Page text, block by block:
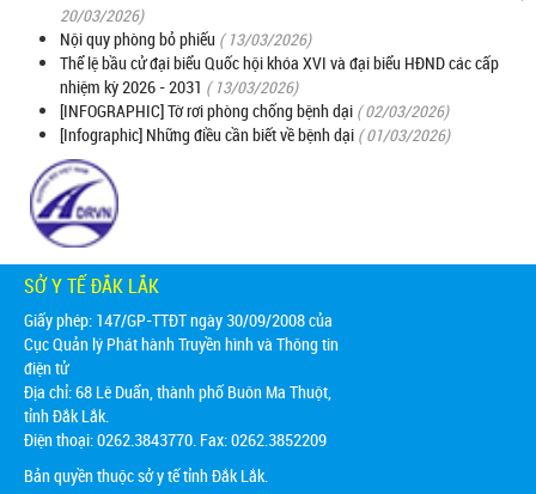
20/03/2026)
Nội quy phòng bỏ phiếu ( 13/03/2026)
Thể lệ bầu cử đại biểu Quốc hội khóa XVI và đại biểu HĐND các cấp
nhiệm kỳ 2026 - 2031 ( 13/03/2026)
[INFOGRAPHIC] Tờ rơi phòng chống bệnh dại ( 02/03/2026)
[Infographic] Những điều cần biết về bệnh dại ( 01/03/2026)
SỞ Y TẾ ĐẮK LẮK
Giấy phép: 147/GP-TTĐT ngày 30/09/2008 của
Cục Quản lý Phát hành Truyền hình và Thông tin
điện tử
Địa chỉ:68 Lê Duẩn, thành phố Buôn Ma Thuột,
tỉnh Đắk Lắk.
Điện thoại: 0262.3843770. Fax: 0262.3852209
Bản quyền thuộc sở y tế tỉnh Đắk Lắk.